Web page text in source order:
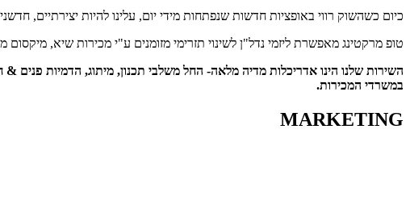
נְגִישׁוּת.
כיום כשהשוק רווי באופציות חדשות שנפתחות מידי יום, עלינו להיות יצירתיים,
טופ מרקטינג מאפשרת ליזמי נדל"ן לשינוי תזרימי מזומנים ע"י מכירות שיא, מיקסום
השירות שלנו הינו אדריכלות מדיה מלאה- החל משלבי תכנון, מיתוג, הדמיות פנים
במשרדי המכירות.
MARKETING